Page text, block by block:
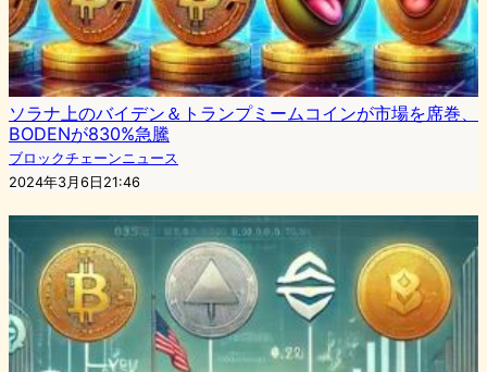
ソラナ上のバイデン＆トランプミームコインが市場を席巻、
BODENが830%急騰
ブロックチェーンニュース
2024年3月6日21:46